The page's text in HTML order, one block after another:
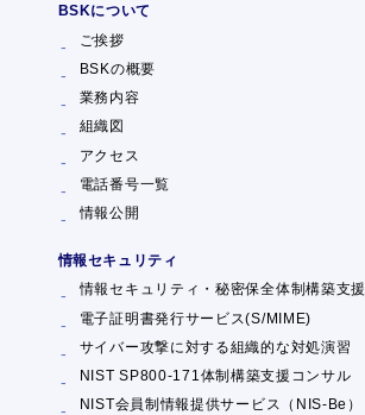
BSKについて
ご挨拶
BSKの概要
業務内容
組織図
アクセス
電話番号一覧
情報公開
情報セキュリティ
情報セキュリティ・秘密保全体制構築支援
電子証明書発行サービス(S/MIME)
サイバー攻撃に対する組織的な対処演習
NIST SP800-171体制構築支援コンサル
NIST会員制情報提供サービス（NIS-Be）